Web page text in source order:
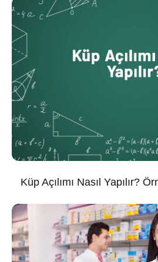
Küp Açılımı Nasıl Yapılır?